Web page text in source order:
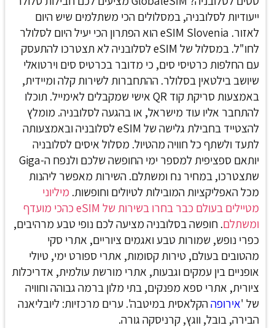
ייעודיות לסלובניה, במסלולים הכי משתלמים שיש היום
לאזור. eSIM Slovenia
הוא הפתרון הכי יעיל היום לסלולר
לחו"ל. במסלול של eSIM לסלובניה לא תצטרכו להתעסק
עם החלפות כרטיסי סים, כי מדובר בכרטיס סים וירטואלי
שיושב בילטאין בסלולר. ההתחברות לשירות קלה ומיידית,
באמצעות סריקת קוד QR אישי שמקבלים לאימייל. תוכלו
להתחבר אליו עוד מישראל, או בהגעה לסלובניה.מומלץ
להצטייד בחבילת גלישה של eSIM לסלובניה ובאמצעותה
לתעד ולשתף כל חוויה מהטיול. מסלול איסים לסלובניה
יותאם ספציפית למספר ימי החופשה שלכם ולנפח ה-Giga
שתצטרכו, במחיר נח ומשתלם. השירות מאפשר ליהנות
מכל האפליקציות המובילות לטיולים וחופשות. מיליוני
מטיילים בעולם כבר בחרו בשירות של eSIM כהכי מועדף
ומשתלם.חופשה בסלובניה מציעה לכם נופי טבע מרהיבים,
כפרי נופש, שמורות טבע ואגמים ציוריים, אתרי סקי
מהטובים בעולם, טירות קסומות, אתרי ספורט ימי, טיולי
אופניים בין עמקים וגבעות, אתרי מורשת עולמית, אדריכלות
ציורית, אתרי ספא מפנקים, בתי מלון ברמה גבוהה וחוויה
של 'אירופההקלאסית במיטבה'.ערים מרכזיות: ליובליאנה
הבירה, בובל, ווגץ, קרניסקה גורה.